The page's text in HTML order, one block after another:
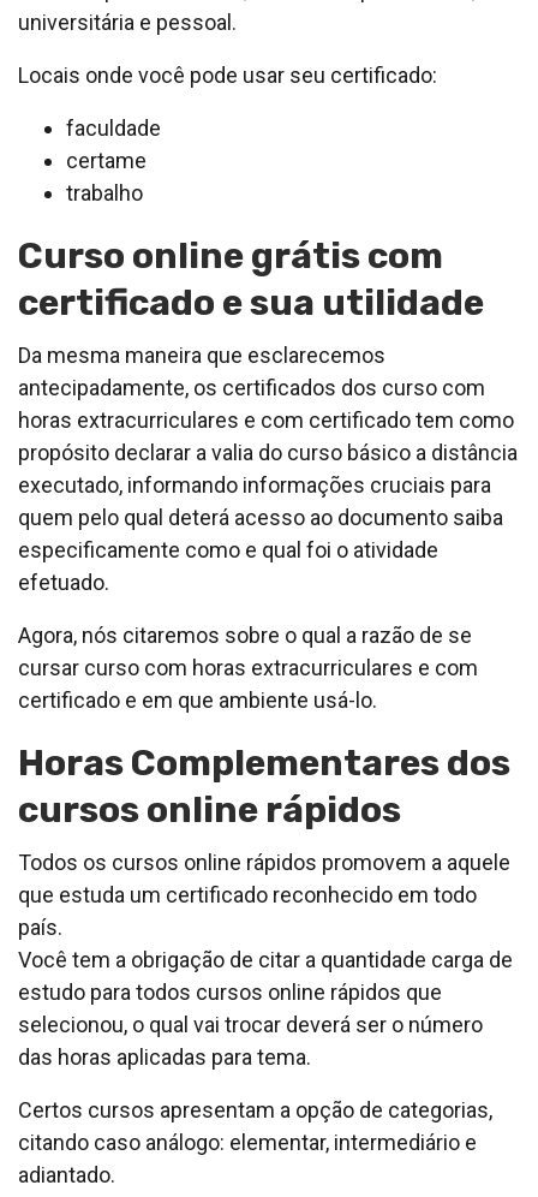
universitária e pessoal.
Locais onde você pode usar seu certificado:
faculdade
certame
trabalho
Curso online grátis com
certificado e sua utilidade
Da mesma maneira que esclarecemos
antecipadamente, os certificados dos curso com
horas extracurriculares e com certificado tem como
propósito declarar a valia do curso básico a distância
executado, informando informações cruciais para
quem pelo qual deterá acesso ao documento saiba
especificamente como e qual foi o atividade
efetuado.
Agora, nós citaremos sobre o qual a razão de se
cursar curso com horas extracurriculares e com
certificado e em que ambiente usá-lo.
Horas Complementares dos
cursos online rápidos
Todos os cursos online rápidos promovem a aquele
que estuda um certificado reconhecido em todo
país.
Você tem a obrigação de citar a quantidade carga de
estudo para todos cursos online rápidos que
selecionou, o qual vai trocar deverá ser o número
das horas aplicadas para tema.
Certos cursos apresentam a opção de categorias,
citando caso análogo: elementar, intermediário e
adiantado.